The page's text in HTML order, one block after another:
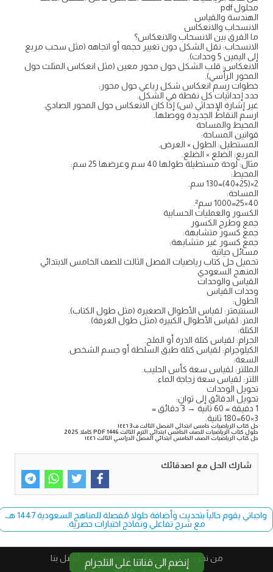
إنضم الى قناتنا على التلجرام
محلول pdf
الهندسة والقياس
الانسحاب والانعكاس
ما الفرق بين الانسحاب والانعكاس؟
الانسحاب: نقل الشكل دون تغيير حجمه أو اتجاهه (مثل سحب مربع
إلى اليمين 5 وحدات).
الانعكاس: قلب الشكل حول محور معين (مثل انعكاس المثلث حول
المحور الرأسي).
خطوات رسم انعكاس شكل رباعي حول محور:
حدد إحداثيات كل نقطة في الشكل.
غير إشارة الإحداثي (س) إذا كان الانعكاس حول المحور الصادي.
ارسم النقاط الجديدة ووصلها.
المحيط والمساحة
قوانين المساحة:
المستطيل: الطول × العرض.
المربع: الضلع × الضلع.
مثال: لوحة مستطيلة طولها 40 سم وعرضها 25 سم:
المحيط:
2×(40+25)=130 سم.
المساحة:
40×25=1000 سم².
الكسور والعمليات الحسابية
جمع وطرح الكسور
جمع كسور متشابهة:
جمع كسور غير متشابهة:
مسائل حياتية
تحميل حل كتاب رياضيات الفصل الثالث للصف الخامس الابتدائي
المنهج السعودي
القياس والوحدات
وحدات القياس
الطول:
السنتيمتر: لقياس الأطوال الصغيرة (مثل طول الكتاب).
المتر: لقياس الأطوال الكبيرة (مثل طول الغرفة).
الكتلة:
الجرام: لقياس كتلة الذرة أو الملح.
الكيلوجرام: لقياس كتلة طبق السلطة أو جسم الشخص.
السعة:
المللتر: لقياس سعة كأس الحليب.
اللتر: لقياس سعة زجاجة الماء.
تحويل الوحدات
تحويل الدقائق إلى ثوانٍ:
1 دقيقة = 60 ثانية → 3 دقائق =
3×60=180 ثانية.
حل كتاب الرياضيات خامس ابتدائي الفصل الثالث ف3 ١٤٤٦
حلول كتاب الرياضيات للصف الخامس ابتدائي الترم الثالث 1446 PDF كاملا 2025
حل كتاب الرياضيات الصف الخامس ابتدائي الفصل الدراسي الثالث ١٤٤٦
شارك الحل مع اصدقائك
واجباتي يقوم حالياً بتحديث وأضافة حلولا مُفصلة للمناهج السعودية 1447 هـ،
مع شرح تفاعلي ونماذج اختبارات حصرية.
من نحن الخصوصية Copyright​ أتصل بنا